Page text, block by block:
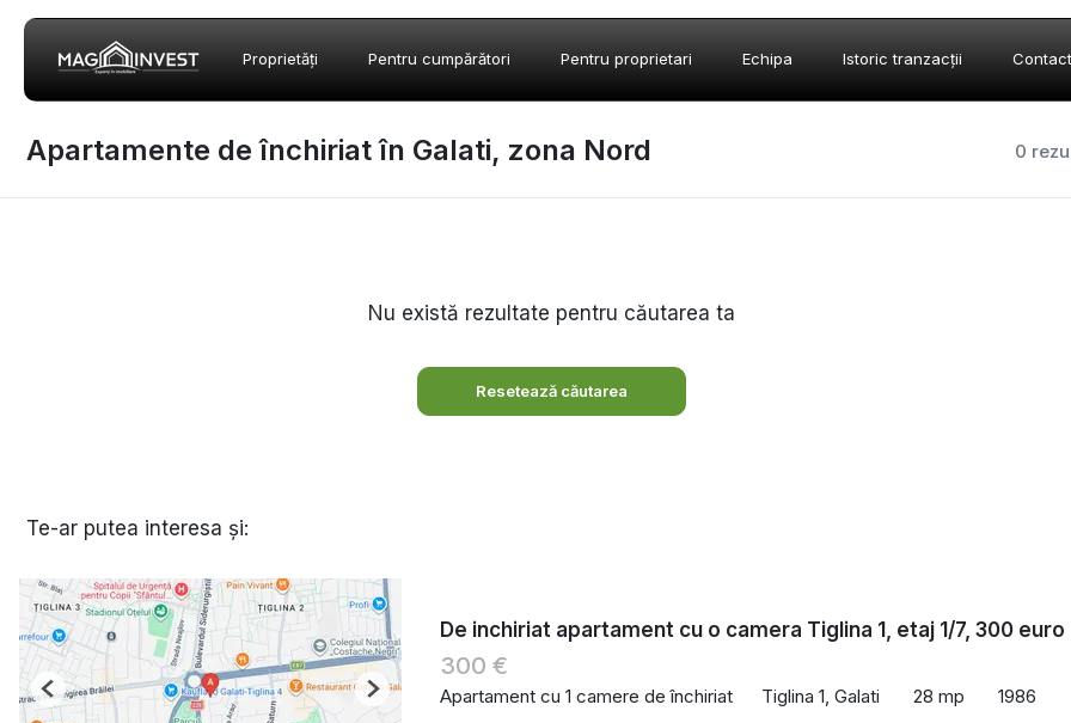
Proprietăți Pentru cumpărători Pentru proprietari Echipa Istoric tranzacții Contact
0
Apartamente de închiriat în Galati, zona Nord
Nu există rezultate pentru căutarea ta
Resetează căutarea
Te-ar putea interesa și:
Previous Next
De inchiriat apartament cu o camera Tiglina 1, etaj 1/7, 300 euro
300 €
Apartament cu 1 camere de închiriat Tiglina 1, Galati 28 mp 1986